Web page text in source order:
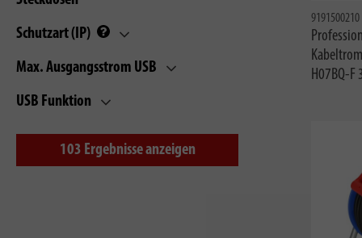
Schutzart (IP)
Max. Ausgangsstrom USB
USB Funktion
103 Ergebnisse anzeigen
9191500210
H07BQ-F